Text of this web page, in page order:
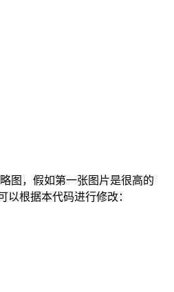
图，假如第一张图片是很高的
根据本代码进行修改：